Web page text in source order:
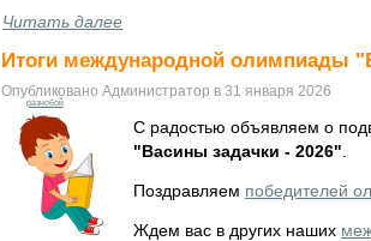
Читать далее
Итоги международной олимпиады
Опубликовано Администратор в 31 января 2026
разнобой
С радостью объявляем о
"Васины задачки - 2026"
Поздравляем победителей
Ждем вас в других наших